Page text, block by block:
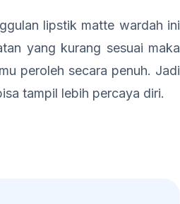
lipstik matte wardah ini
yang kurang sesuai maka
peroleh secara penuh. Jadi
tampil lebih percaya diri.